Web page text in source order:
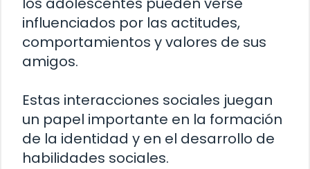
influenciados por las actitudes,
comportamientos y valores de sus
amigos.
Estas interacciones sociales juegan
un papel importante en la formación
de la identidad y en el desarrollo de
habilidades sociales.